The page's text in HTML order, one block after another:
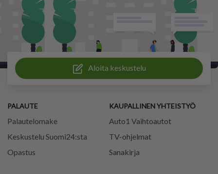
Aloita keskustelu
PALAUTE
Palautelomake
Keskustelu Suomi24:sta
Opastus
KAUPALLINEN YHTEISTYÖ
Auto1 Vaihtoautot
TV-ohjelmat
Sanakirja